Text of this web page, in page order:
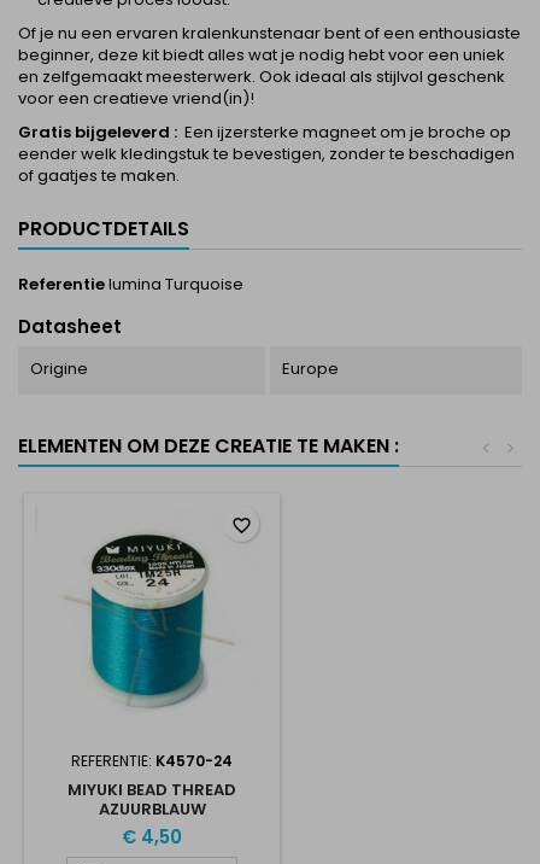
Of je nu een ervaren kralenkunstenaar bent of een enthousiaste
beginner, deze kit biedt alles wat je nodig hebt voor een uniek
en zelfgemaakt meesterwerk. Ook ideaal als stijlvol geschenk
voor een creatieve vriend(in)!
Gratis bijgeleverd : Een ijzersterke magneet om je broche op
eender welk kledingstuk te bevestigen, zonder te beschadigen
of gaatjes te maken.
PRODUCTDETAILS
Referentielumina Turquoise
Datasheet
Origine Europe
ELEMENTEN OM DEZE CREATIE TE MAKEN : >
<
REFERENTIE: K4570-24
MIYUKI BEAD THREAD
AZUURBLAUW
€ 4,50
favorite_border